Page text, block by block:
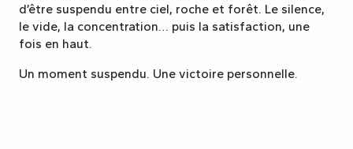
d’être suspendu entre ciel, roche et forêt. Le silence,
le vide, la concentration… puis la satisfaction, une
fois en haut.
Un moment suspendu. Une victoire personnelle.